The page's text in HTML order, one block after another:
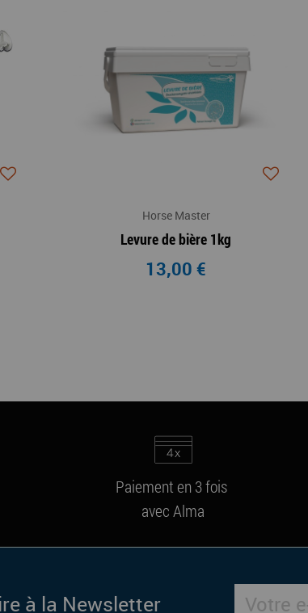
Horse Master
Levure de bière 1kg
13,00 €
Paiement en 3 fois
avec Alma
à la Newsletter